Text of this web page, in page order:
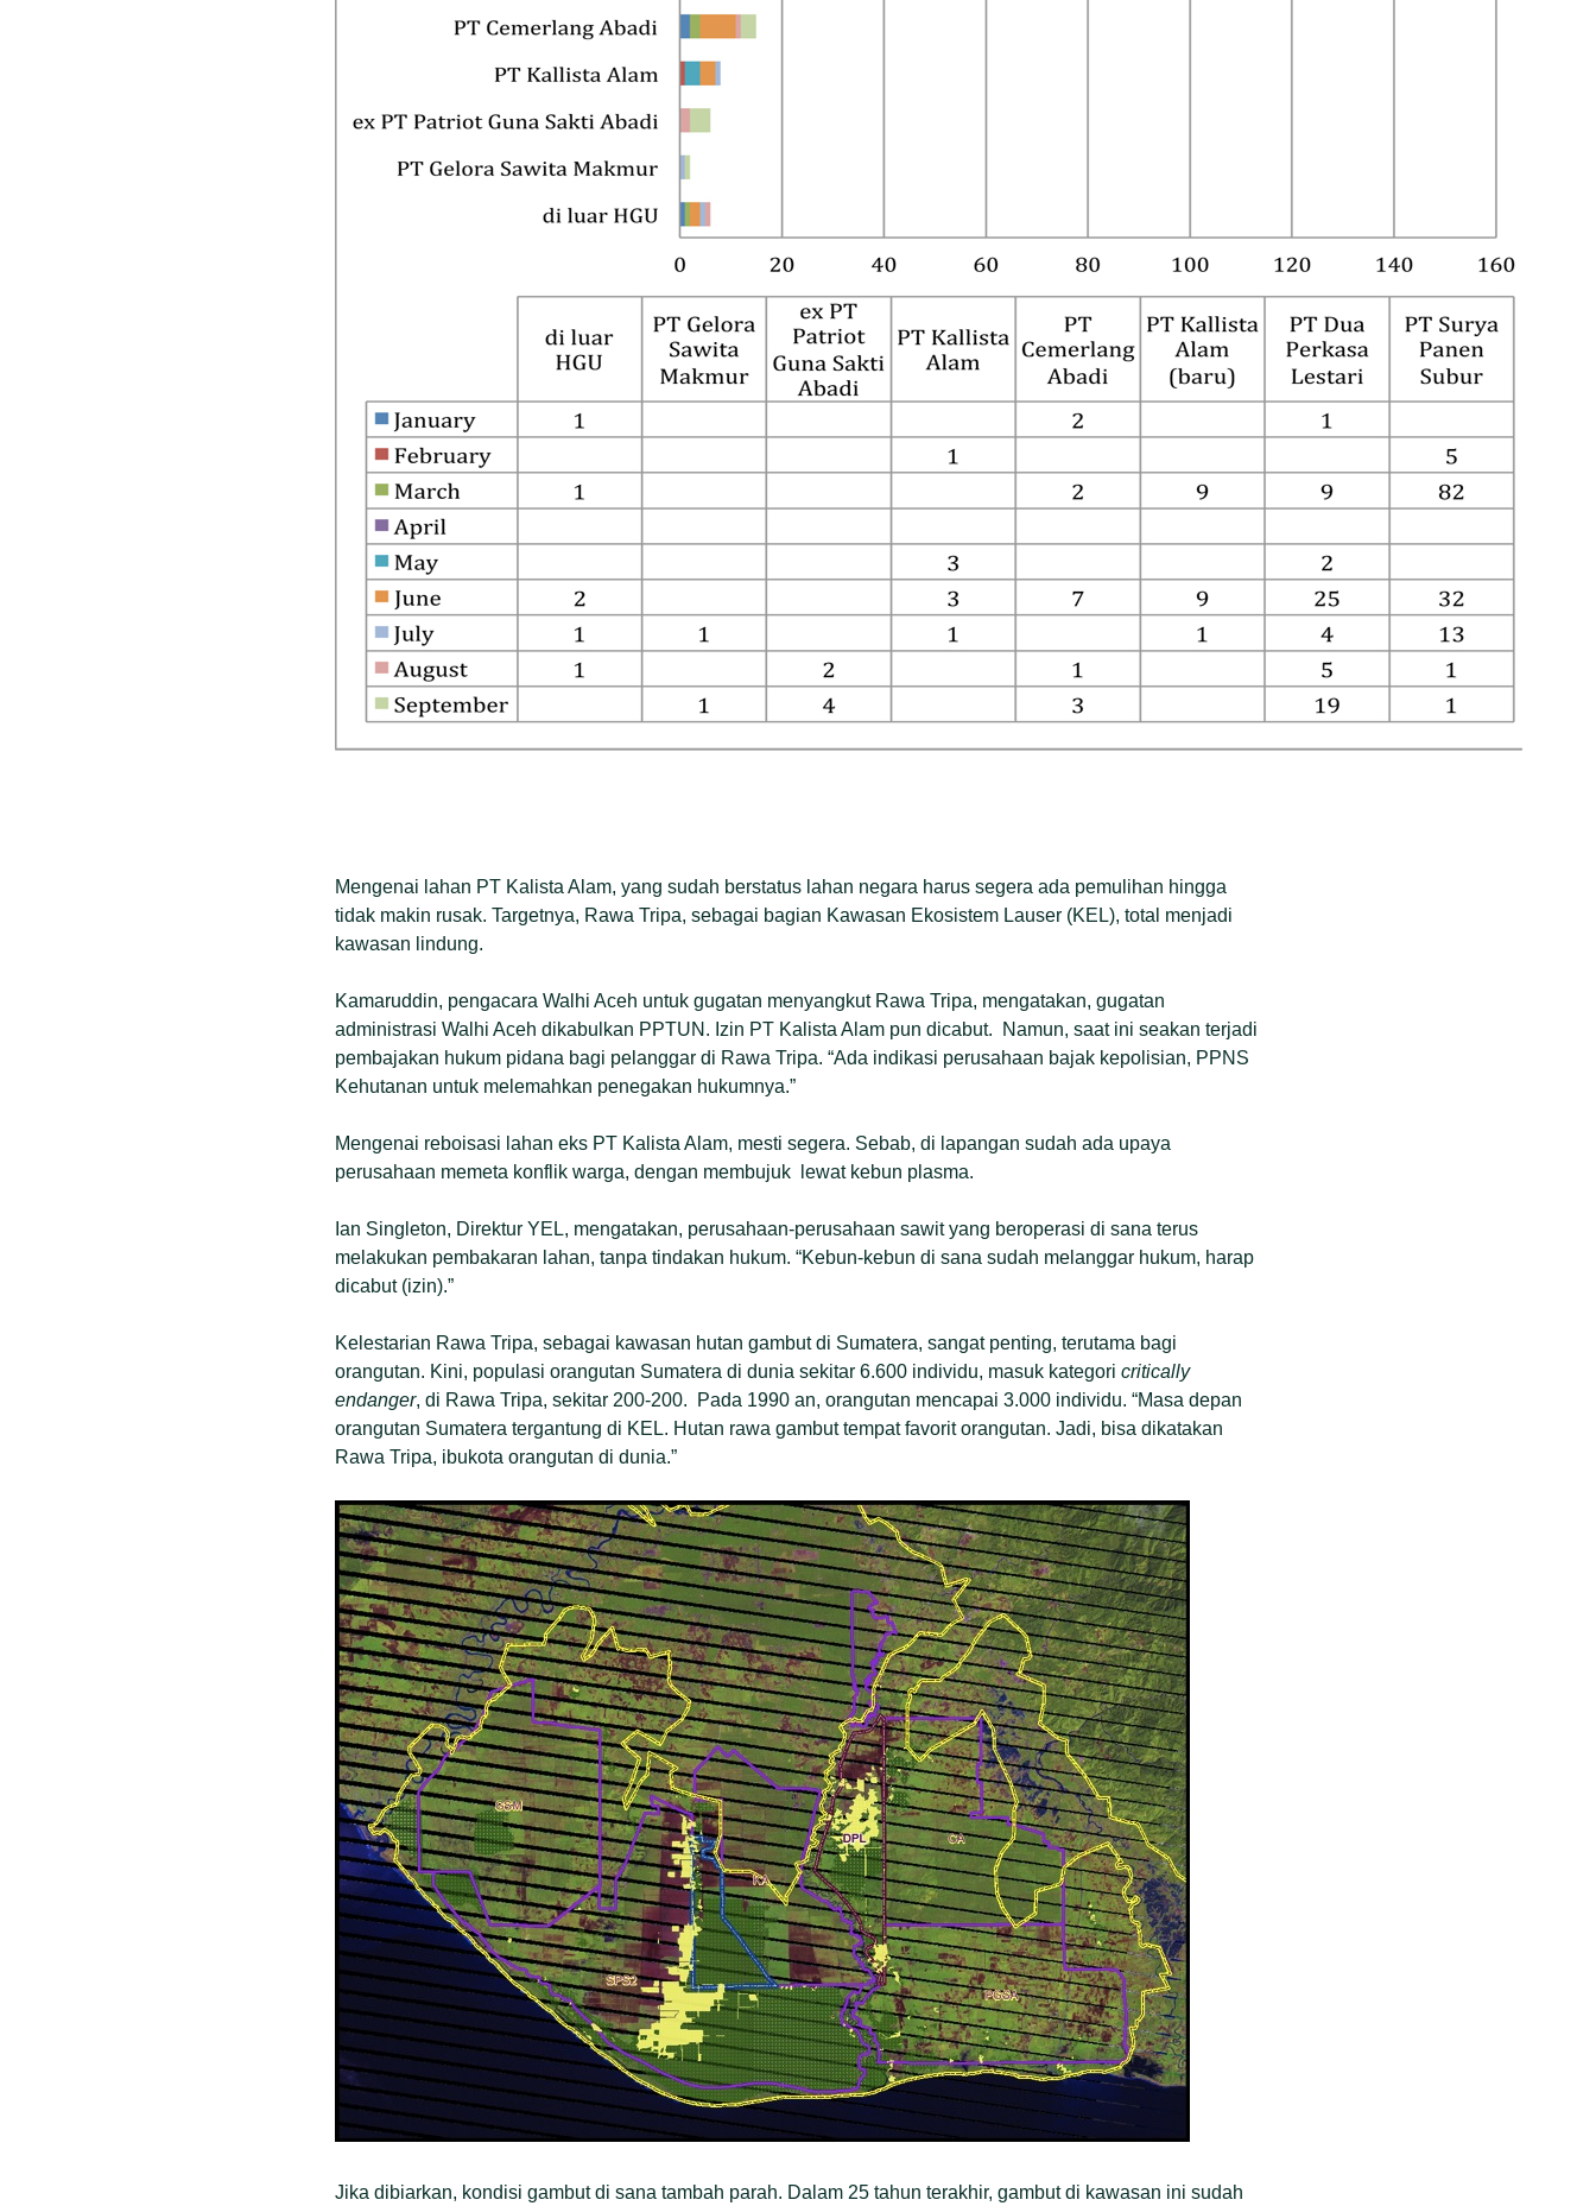
Mengenai lahan PT Kalista Alam, yang sudah berstatus lahan negara harus segera ada pemulihan hingga
tidak makin rusak. Targetnya, Rawa Tripa, sebagai bagian Kawasan Ekosistem Lauser (KEL), total menjadi
kawasan lindung.
Kamaruddin, pengacara Walhi Aceh untuk gugatan menyangkut Rawa Tripa, mengatakan, gugatan
administrasi Walhi Aceh dikabulkan PPTUN. Izin PT Kalista Alam pun dicabut. Namun, saat ini seakan terjadi
pembajakan hukum pidana bagi pelanggar di Rawa Tripa. “Ada indikasi perusahaan bajak kepolisian, PPNS
Kehutanan untuk melemahkan penegakan hukumnya.”
Mengenai reboisasi lahan eks PT Kalista Alam, mesti segera. Sebab, di lapangan sudah ada upaya
perusahaan memeta konflik warga, dengan membujuk lewat kebun plasma.
Ian Singleton, Direktur YEL, mengatakan, perusahaan-perusahaan sawit yang beroperasi di sana terus
melakukan pembakaran lahan, tanpa tindakan hukum. “Kebun-kebun di sana sudah melanggar hukum, harap
dicabut (izin).”
Kelestarian Rawa Tripa, sebagai kawasan hutan gambut di Sumatera, sangat penting, terutama bagi
orangutan. Kini, populasi orangutan Sumatera di dunia sekitar 6.600 individu, masuk kategori critically
endanger, di Rawa Tripa, sekitar 200-200. Pada 1990 an, orangutan mencapai 3.000 individu. “Masa depan
orangutan Sumatera tergantung di KEL. Hutan rawa gambut tempat favorit orangutan. Jadi, bisa dikatakan
Rawa Tripa, ibukota orangutan di dunia.”
Jika dibiarkan, kondisi gambut di sana tambah parah. Dalam 25 tahun terakhir, gambut di kawasan ini sudah